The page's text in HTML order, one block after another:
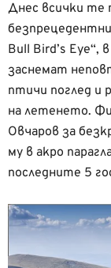
Днес всички те
Bull Bird’s Eye“,
заснемат
птичи поглед и
на летенето.
Овчаров за
му в акро
последните 5